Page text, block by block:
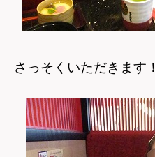
さっそくいただきます！